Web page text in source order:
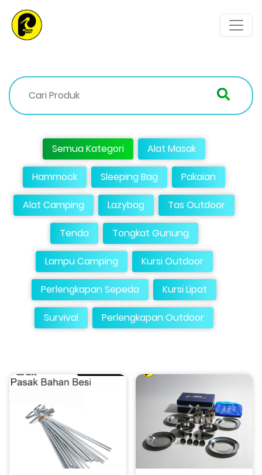
Semua Kategori Alat Masak
Hammock Sleeping Bag Pakaian
Alat Camping Lazybag Tas Outdoor
Tenda Tongkat Gunung
Lampu Camping Kursi Outdoor
Perlengkapan Sepeda Kursi Lipat
Survival Perlengkapan Outdoor